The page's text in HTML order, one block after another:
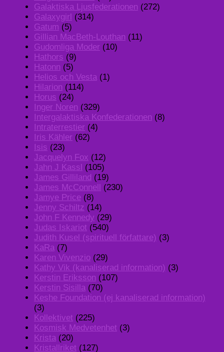
Galaktiska Ljusfederationen (272)
Galaxygirl (314)
Gatum (5)
Gillian MacBeth-Louthan (11)
Gudomliga Moder (10)
Hathors (9)
Hatonn (5)
Helios och Vesta (1)
Hilarion (114)
Horus (24)
Inger Noren (329)
Intergalaktiska Konfederationen (8)
Intraterrestier (4)
Iris Kähler (62)
Isis (23)
Jacquelyn Fox (12)
Jahn J Kassl (105)
James Gilliland (19)
James McConnell
(230)
Jamye Price (8)
Jenny Schiltz (14)
John F Kennedy (29)
Judas Iskariot (540)
Judith Kusel (spirituell författare) (3)
KaRa (7)
Karen Vivenzio (29)
Kathy Vik (kanaliserad information) (3)
Kerstin Eriksson (107)
Kerstin Sisilla (70)
Keshe Foundation (ej kanaliserad information)
(3)
Kollektivet (225)
Kosmisk Medvetenhet (3)
Krista (20)
Kristallriket (127)